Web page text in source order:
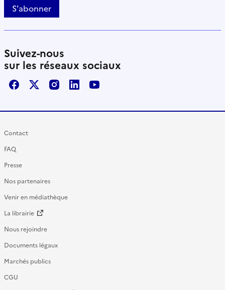
S'abonner
Suivez-nous
sur les réseaux sociaux
FacebookX / TwitterInstagram
LinkedInYoutube
Contact
FAQ
Presse
Nos partenaires
Venir en médiathèque
La librairie
Nous rejoindre
Documents légaux
Marchés publics
CGU